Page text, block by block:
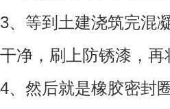
3、等到土建浇筑完混
干净，刷上防锈漆，
4、然后就是橡胶密封